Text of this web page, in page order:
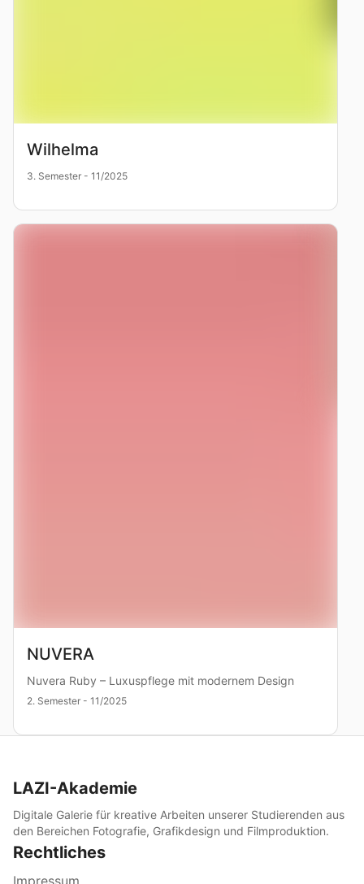
Wilhelma
3. Semester - 11/2025
NUVERA
Nuvera Ruby – Luxuspflege mit modernem Design
2. Semester - 11/2025
LAZI-Akademie
Digitale Galerie für kreative Arbeiten unserer Studierenden aus
den Bereichen Fotografie, Grafikdesign und Filmproduktion.
Rechtliches